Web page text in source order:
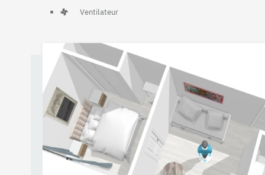
Ventilateur